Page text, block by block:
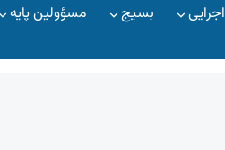
اجرایی بسیج مسؤولین پایه